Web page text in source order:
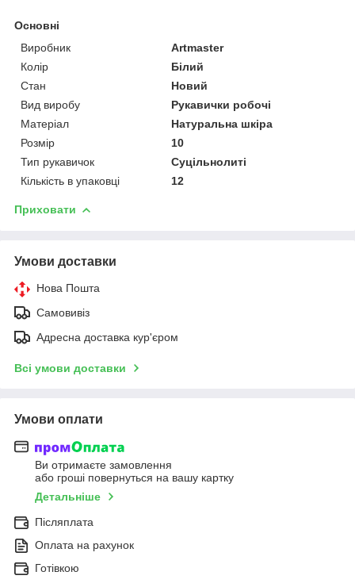
Основні
Виробник
Artmaster
Колір
Білий
Стан
Новий
Вид виробу
Рукавички робочі
Матеріал
Натуральна шкіра
Розмір
10
Тип рукавичок
Суцільнолиті
Кількість в упаковці
12
Приховати
Умови доставки
Нова Пошта
Самовивіз
Адресна доставка кур'єром
Всі умови доставки
Умови оплати
Ви отримаєте замовлення
або гроші повернуться на вашу картку
Детальніше
Післяплата
Оплата на рахунок
Готівкою